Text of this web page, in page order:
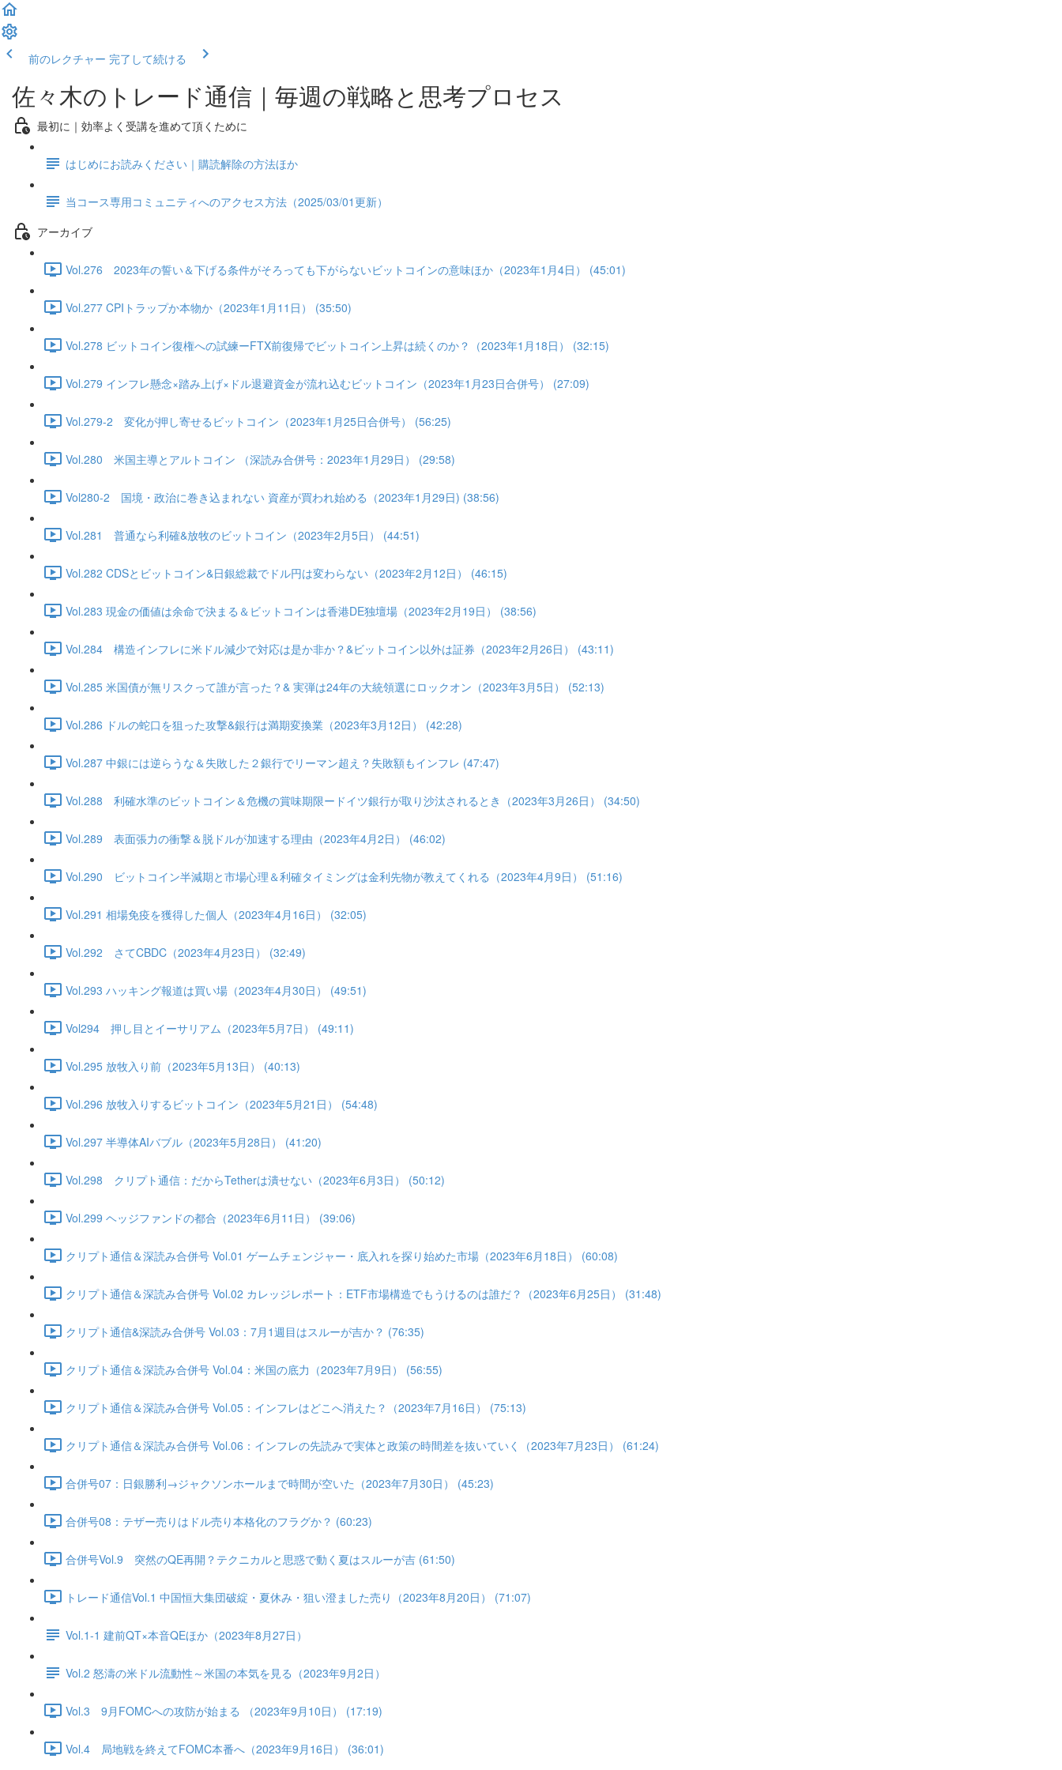
前のレクチャー 完了して続ける
佐々木のトレード通信｜毎週の戦略と思考プロセス
最初に｜効率よく受講を進めて頂くために
はじめにお読みください｜購読解除の方法ほか
当コース専用コミュニティへのアクセス方法（2025/03/01更新）
アーカイブ
Vol.276 2023年の誓い＆下げる条件がそろっても下がらないビットコインの意味ほか（2023年1月4日） (45:01)
Vol.277 CPIトラップか本物か（2023年1月11日） (35:50)
Vol.278 ビットコイン復権への試練ーFTX前復帰でビットコイン上昇は続くのか？（2023年1月18日） (32:15)
Vol.279 インフレ懸念×踏み上げ×ドル退避資金が流れ込むビットコイン（2023年1月23日合併号） (27:09)
Vol.279-2 変化が押し寄せるビットコイン（2023年1月25日合併号） (56:25)
Vol.280 米国主導とアルトコイン （深読み合併号：2023年1月29日） (29:58)
Vol280-2 国境・政治に巻き込まれない 資産が買われ始める（2023年1月29日) (38:56)
Vol.281 普通なら利確&放牧のビットコイン（2023年2月5日） (44:51)
Vol.282 CDSとビットコイン&日銀総裁でドル円は変わらない（2023年2月12日） (46:15)
Vol.283 現金の価値は余命で決まる＆ビットコインは香港DE独壇場（2023年2月19日） (38:56)
Vol.284 構造インフレに米ドル減少で対応は是か非か？&ビットコイン以外は証券（2023年2月26日） (43:11)
Vol.285 米国債が無リスクって誰が言った？& 実弾は24年の大統領選にロックオン（2023年3月5日） (52:13)
Vol.286 ドルの蛇口を狙った攻撃&銀行は満期変換業（2023年3月12日） (42:28)
Vol.287 中銀には逆らうな＆失敗した２銀行でリーマン超え？失敗額もインフレ (47:47)
Vol.288 利確水準のビットコイン＆危機の賞味期限ードイツ銀行が取り沙汰されるとき（2023年3月26日） (34:50)
Vol.289 表面張力の衝撃＆脱ドルが加速する理由（2023年4月2日） (46:02)
Vol.290 ビットコイン半減期と市場心理＆利確タイミングは金利先物が教えてくれる（2023年4月9日） (51:16)
Vol.291 相場免疫を獲得した個人（2023年4月16日） (32:05)
Vol.292 さてCBDC（2023年4月23日） (32:49)
Vol.293 ハッキング報道は買い場（2023年4月30日） (49:51)
Vol294 押し目とイーサリアム（2023年5月7日） (49:11)
Vol.295 放牧入り前（2023年5月13日） (40:13)
Vol.296 放牧入りするビットコイン（2023年5月21日） (54:48)
Vol.297 半導体AIバブル（2023年5月28日） (41:20)
Vol.298 クリプト通信：だからTetherは潰せない（2023年6月3日） (50:12)
Vol.299 ヘッジファンドの都合（2023年6月11日） (39:06)
クリプト通信＆深読み合併号 Vol.01 ゲームチェンジャー・底入れを探り始めた市場（2023年6月18日） (60:08)
クリプト通信＆深読み合併号 Vol.02 カレッジレポート：ETF市場構造でもうけるのは誰だ？（2023年6月25日） (31:48)
クリプト通信&深読み合併号 Vol.03：7月1週目はスルーが吉か？ (76:35)
クリプト通信＆深読み合併号 Vol.04：米国の底力（2023年7月9日） (56:55)
クリプト通信＆深読み合併号 Vol.05：インフレはどこへ消えた？（2023年7月16日） (75:13)
クリプト通信＆深読み合併号 Vol.06：インフレの先読みで実体と政策の時間差を抜いていく（2023年7月23日） (61:24)
合併号07：日銀勝利→ジャクソンホールまで時間が空いた（2023年7月30日） (45:23)
合併号08：テザー売りはドル売り本格化のフラグか？ (60:23)
合併号Vol.9 突然のQE再開？テクニカルと思惑で動く夏はスルーが吉 (61:50)
トレード通信Vol.1 中国恒⼤集団破綻・夏休み・狙い澄ました売り（2023年8月20日） (71:07)
Vol.1-1 建前QT×本音QEほか（2023年8月27日）
Vol.2 怒濤の米ドル流動性～米国の本気を見る（2023年9月2日）
Vol.3 9月FOMCへの攻防が始まる （2023年9月10日） (17:19)
Vol.4 局地戦を終えてFOMC本番へ（2023年9月16日） (36:01)